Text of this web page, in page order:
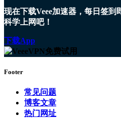
现在下载Veee加速器，每日签
科学上网吧！
下载App
Footer
常见问题
博客文章
热门网址